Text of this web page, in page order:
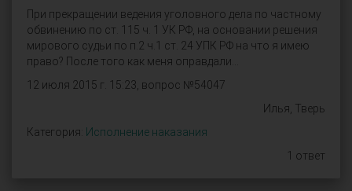
При прекращении ведения уголовного дела по частному
обвинению по ст. 115 ч. 1 УК РФ, на основании решения
мирового судьи по п.2 ч.1 ст. 24 УПК РФ на что я имею
право? После того как меня оправдали...
12 июля 2015 г. 15:23, вопрос №54047
Илья, Тверь
Категория: Исполнение наказания
1 ответ